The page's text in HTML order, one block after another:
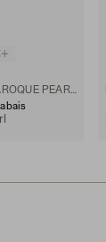
SINGLE OVERSIZED BAROQUE PEARL HOOP CHARM